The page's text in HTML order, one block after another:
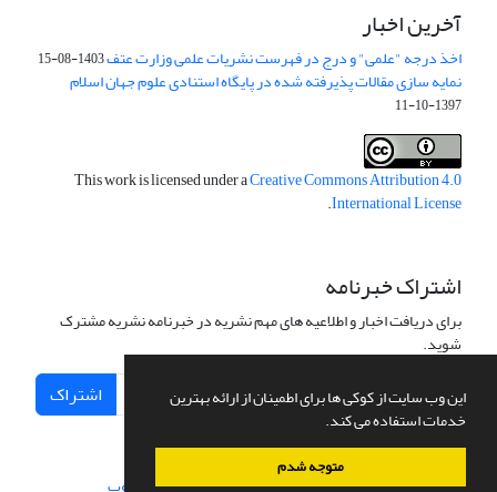
این وب سایت از کوکی ها برای اطمینان از ارائه بهترین
خدمات استفاده می کند.
متوجه شدم
آخرین اخبار
اخذ درجه "علمی" و درج در فهرست نشریات علمی وزارت عتف1403-08-15
نمایه سازی مقالات پذیرفته شده در پایگاه استنادی علوم جهان اسلام
1397-10-11
This work is licensed under aCreative Commons Attribution 4.0
International License
.
اشتراک خبرنامه
برای دریافت اخبار و اطلاعیه های مهم نشریه در خبرنامه نشریه مشترک
شوید.
اشتراک
سامانه مدیریت نشریات علمی.طراحی و پیاده سازی از سیناوب